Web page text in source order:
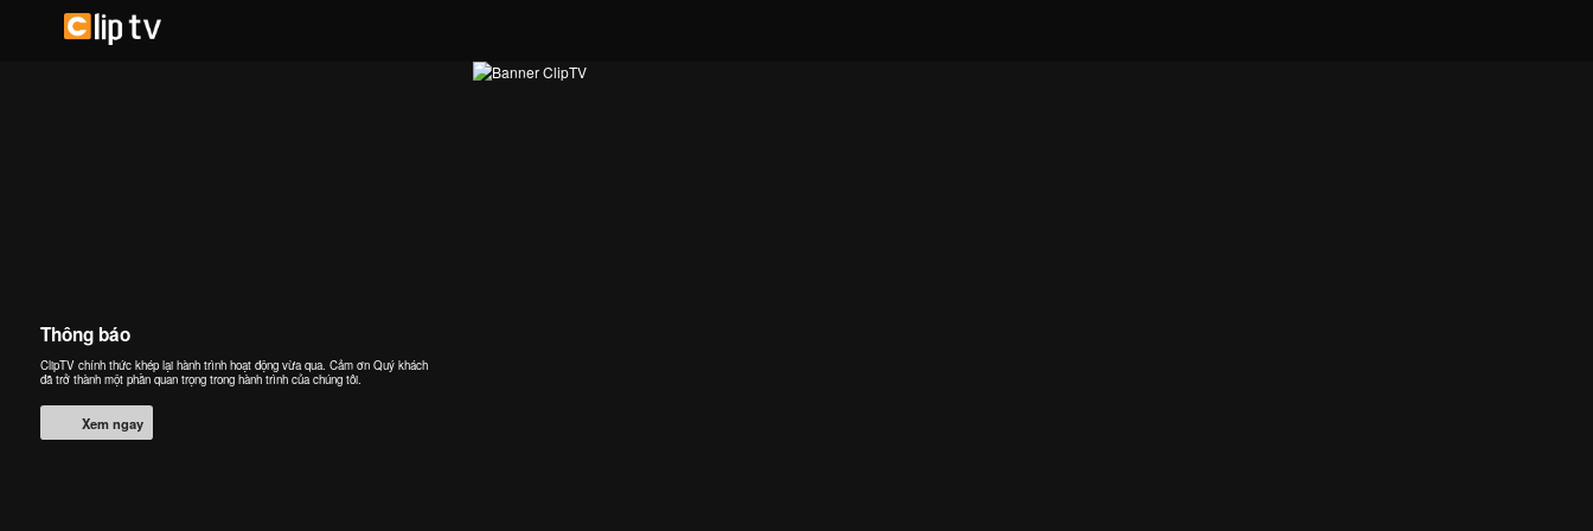
Thông báo
ClipTV chính thức khép lại hành trình hoạt động vừa qua. Cảm ơn Quý khách
đã trở thành một phần quan trọng trong hành trình của chúng tôi.
Xem ngay